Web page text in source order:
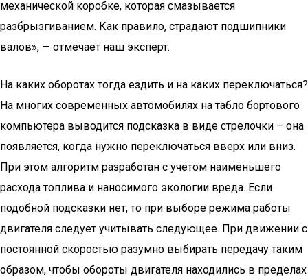
механической коробке, которая смазывается
разбрызгиванием. Как правило, страдают подшипники
валов», — отмечает наш эксперт.
На каких оборотах тогда ездить и на каких переключаться?
На многих современных автомобилях на табло бортового
компьютера выводится подсказка в виде стрелочки – она
появляется, когда нужно переключаться вверх или вниз.
При этом алгоритм разработан с учетом наименьшего
расхода топлива и наносимого экологии вреда. Если
подобной подсказки нет, то при выборе режима работы
двигателя следует учитывать следующее. При движении с
постоянной скоростью разумно выбирать передачу таким
образом, чтобы обороты двигателя находились в пределах